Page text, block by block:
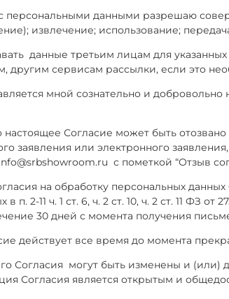
персональными данными разрешаю
извлечение; использование;
данные третьим лицам для
другим сервисам рассылки, если это
мной сознательно и
Согласие может быть
заявления или электронного
с пометкой “Отзыв
на обработку персональных
в п. 2-11 ч. 1 ст. 6, ч. 2 ст. 10, ч. 2 ст. 11
30 дней с момента получения
действует все время до момента
Согласия могут быть изменены и (или)
Согласия является открытым и